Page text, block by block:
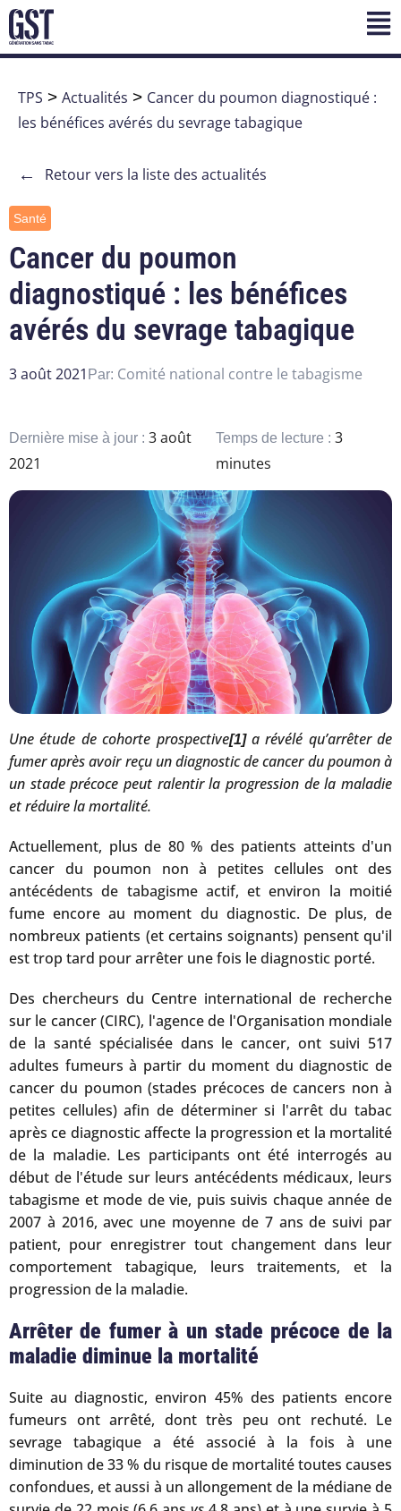
TPS > Actualités > Cancer du poumon diagnostiqué :
les bénéfices avérés du sevrage tabagique
← Retour vers la liste des actualités
Santé
Cancer du poumon
diagnostiqué : les bénéfices
avérés du sevrage tabagique
3 août 2021 Par: Comité national contre le tabagisme
Dernière mise à jour : 3 août
2021
Temps de lecture :3
minutes
Une étude de cohorte prospective[1]a révélé qu’arrêter de
fumer après avoir reçu un diagnostic de cancer du poumon à
un stade précoce peut ralentir la progression de la maladie
et réduire la mortalité.
Actuellement, plus de 80 % des patients atteints d'un
cancer du poumon non à petites cellules ont des
antécédents de tabagisme actif, et environ la moitié
fume encore au moment du diagnostic. De plus, de
nombreux patients (et certains soignants) pensent qu'il
est trop tard pour arrêter une fois le diagnostic porté.
Des chercheurs du Centre international de recherche
sur le cancer (CIRC), l'agence de l'Organisation mondiale
de la santé spécialisée dans le cancer, ont suivi 517
adultes fumeurs à partir du moment du diagnostic de
cancer du poumon (stades précoces de cancers non à
petites cellules) afin de déterminer si l'arrêt du tabac
après ce diagnostic affecte la progression et la mortalité
de la maladie. Les participants ont été interrogés au
début de l'étude sur leurs antécédents médicaux, leurs
tabagisme et mode de vie, puis suivis chaque année de
2007 à 2016, avec une moyenne de 7 ans de suivi par
patient, pour enregistrer tout changement dans leur
comportement tabagique, leurs traitements, et la
progression de la maladie.
Arrêter de fumer à un stade précoce de la
maladie diminue la mortalité
Suite au diagnostic, environ 45% des patients encore
fumeurs ont arrêté, dont très peu ont rechuté. Le
sevrage tabagique a été associé à la fois à une
diminution de 33 % du risque de mortalité toutes causes
confondues, et aussi à un allongement de la médiane de